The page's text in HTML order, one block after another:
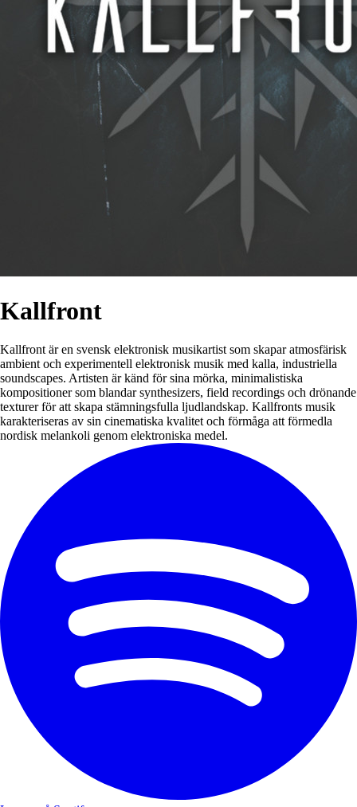
Kallfront
Kallfront är en svensk elektronisk musikartist som skapar atmosfärisk
ambient och experimentell elektronisk musik med kalla, industriella
soundscapes. Artisten är känd för sina mörka, minimalistiska
kompositioner som blandar synthesizers, field recordings och drönande
texturer för att skapa stämningsfulla ljudlandskap. Kallfronts musik
karakteriseras av sin cinematiska kvalitet och förmåga att förmedla
nordisk melankoli genom elektroniska medel.